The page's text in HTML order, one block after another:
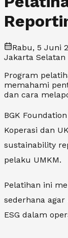
Rabu, 5 Juni
Jakarta Selatan
Program
memahami
dan cara
BGK
Koperasi dan
sustainability
pelaku UMKM.
Pelatihan ini
sederhana
ESG dalam